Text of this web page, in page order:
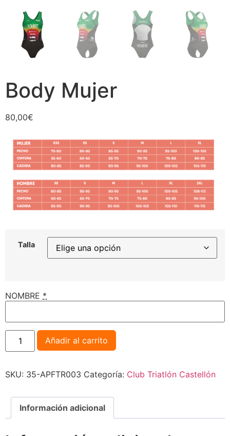
Body Mujer
80,00€
Talla
NOMBRE *
Añadir al carrito
SKU: 35-APFTR003 Categoría: Club Triatlón Castellón
Información adicional